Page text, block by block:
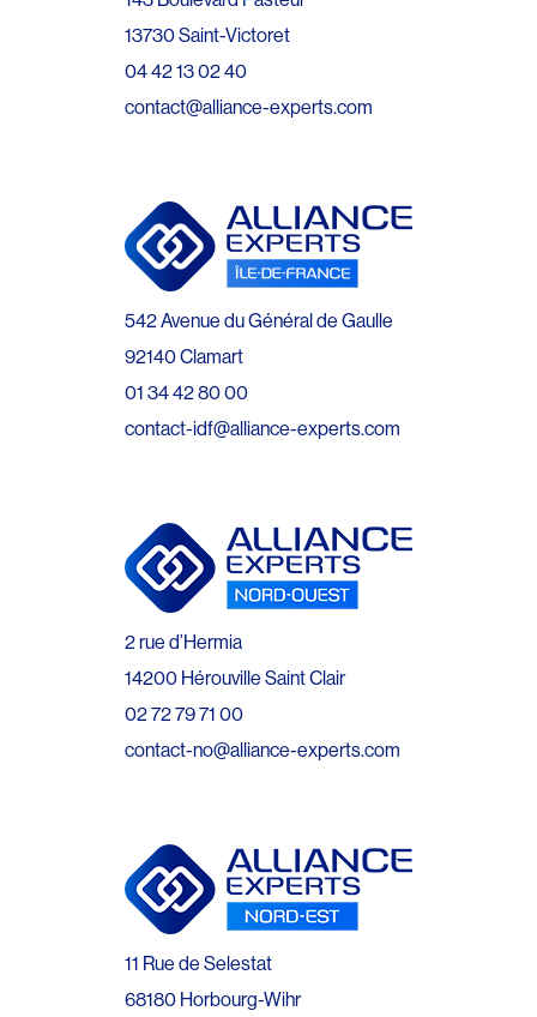
13730 Saint-Victoret
04 42 13 02 40
contact@alliance-experts.com
542 Avenue du Général de Gaulle
92140 Clamart
01 34 42 80 00
contact-idf@alliance-experts.com
2 rue d’Hermia
14200 Hérouville Saint Clair
02 72 79 71 00
contact-no@alliance-experts.com
11 Rue de Selestat
68180 Horbourg-Wihr